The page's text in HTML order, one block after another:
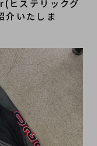
ステリックグ
介いたしま